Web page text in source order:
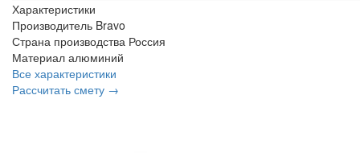
Характеристики
Производитель Bravo
Страна производства Россия
Материал алюминий
Все характеристики
Рассчитать смету →